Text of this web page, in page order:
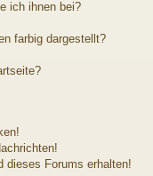
ich ihnen bei?
farbig dargestellt?
dieses Forums erhalten!